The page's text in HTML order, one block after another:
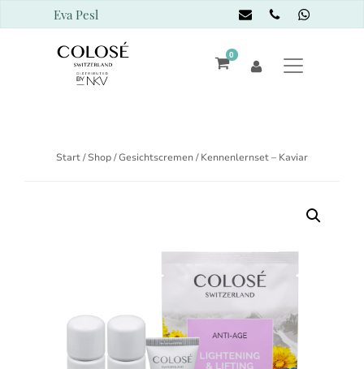
Eva Pesl
0
Start/Shop/Gesichtscremen/ Kennenlernset – Kaviar